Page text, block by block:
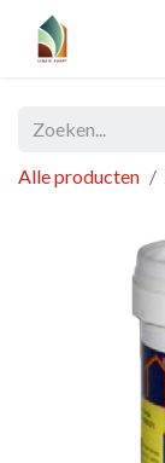
Alle producten